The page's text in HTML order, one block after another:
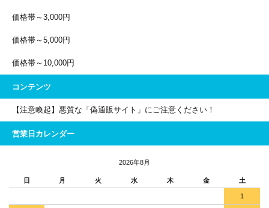
価格帯～3,000円
価格帯～5,000円
価格帯～10,000円
コンテンツ
【注意喚起】悪質な「偽通販サイト」にご注意ください！
営業日カレンダー
2026年8月
日 月 火 水 木 金 土
1